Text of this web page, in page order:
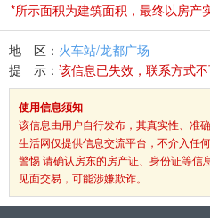
*所示面积为建筑面积，最终以房产
地 区： 火车站/龙都广场
提 示： 该信息已失效，联系方式
使用信息须知
该信息由用户自行发布，其真实性、准
生活网仅提供信息交流平台，不介入任
警惕 请确认房东的房产证、身份证等信
见面交易，可能涉嫌欺诈。